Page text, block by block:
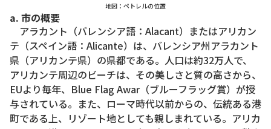
地図：ペトレルの位置
a. 市の概要
アラカント（バレンシア語：Alacant）またはアリカン
テ（スペイン語：Alicante）は、バレンシア州アラカント
県（アリカンテ県）の県都である。人口は約32万人で、
アリカンテ周辺のビーチは、その美しさと質の高さから、
EUより毎年、Blue Flag Awar（ブルーフラッグ賞）が授
与されている。また、ローマ時代以前からの、伝統ある港
町である上、リゾート地としても親しまれている。アリカ